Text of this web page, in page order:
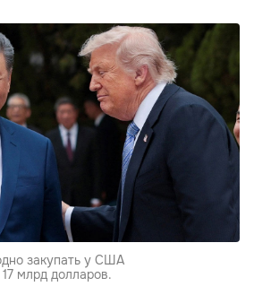
закупать у США
млрд долларов.